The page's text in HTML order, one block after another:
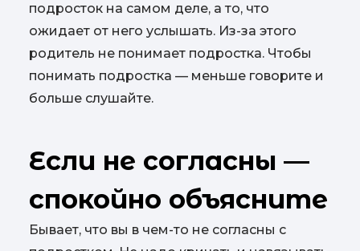
подросток на самом деле, а то, что
ожидает от него услышать. Из-за этого
родитель не понимает подростка. Чтобы
понимать подростка — меньше говорите и
больше слушайте.
Если не согласны —
спокойно объясните
Бывает, что вы в чем-то не согласны с